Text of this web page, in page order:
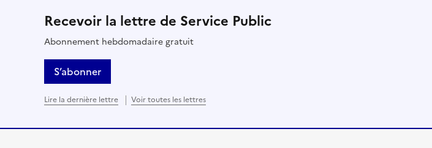
Recevoir la lettre de Service Public
Abonnement hebdomadaire gratuit
S’abonner
Lire la dernière lettre Voir toutes les lettres